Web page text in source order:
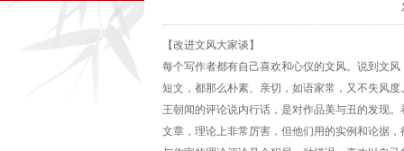
【改进文风大家谈】
每个写作者都有自己喜欢和心仪的文风。说到文
短文，都那么朴素、亲切，如语家常，又不失风度
王朝闻的评论说内行话，是对作品美与丑的发现
文章，理论上非常厉害，但他们用的实例和论据